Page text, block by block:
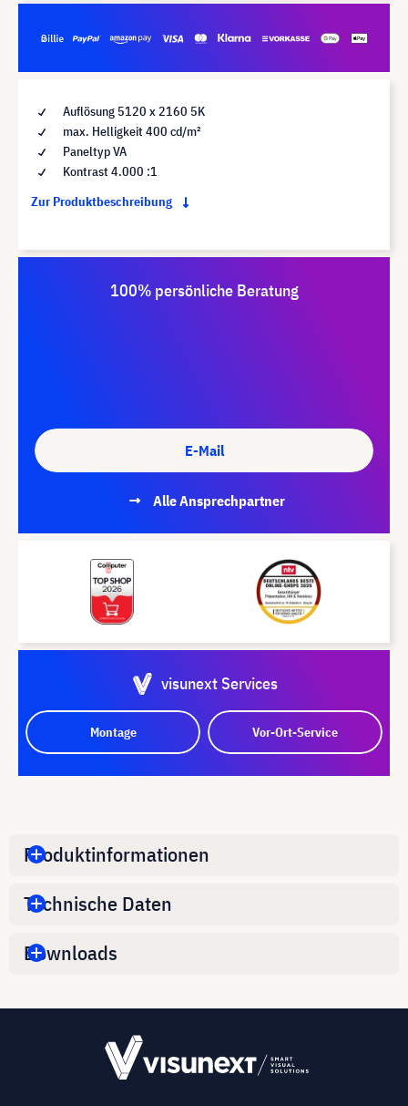
Auflösung 5120 x 2160 5K
max. Helligkeit 400 cd/m²
Paneltyp VA
Kontrast 4.000 :1
Zur Produktbeschreibung
100% persönliche Beratung
E-Mail
Alle Ansprechpartner
visunext Services
Montage Vor-Ort-Service
Produktinformationen
Technische Daten
Downloads